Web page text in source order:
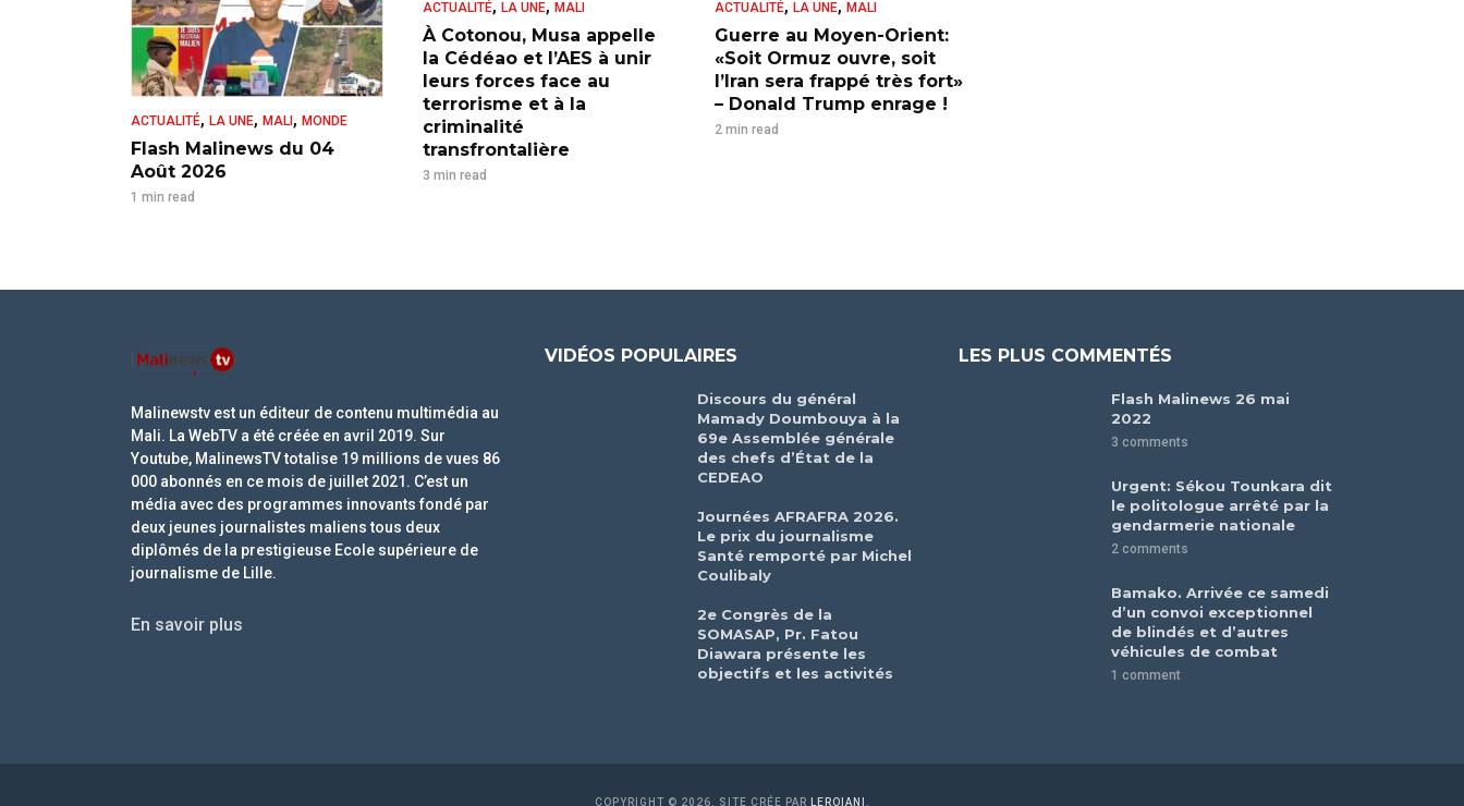
ACTUALITÉ, LA UNE, MALI , MONDE
Flash Malinews du 04
Août 2026
1 min read
ACTUALITÉ, LA UNE, MALI
À Cotonou, Musa appelle
la Cédéao et l’AES à unir
leurs forces face au
terrorisme et à la
criminalité
transfrontalière
3 min read
ACTUALITÉ, LA UNE, MALI
Guerre au Moyen-Orient:
«Soit Ormuz ouvre, soit
l’Iran sera frappé très fort»
– Donald Trump enrage !
2 min read
Malinewstv est un éditeur de contenu multimédia au
Mali. La WebTV a été créée en avril 2019. Sur
Youtube, MalinewsTV totalise 19 millions de vues 86
000 abonnés en ce mois de juillet 2021. C’est un
média avec des programmes innovants fondé par
deux jeunes journalistes maliens tous deux
diplômés de la prestigieuse Ecole supérieure de
journalisme de Lille.
En savoir plus
VIDÉOS POPULAIRES
Discours du général
Mamady Doumbouya à la
69e Assemblée générale
des chefs d’État de la
CEDEAO
Journées AFRAFRA 2026.
Le prix du journalisme
Santé remporté par Michel
Coulibaly
2e Congrès de la
SOMASAP, Pr. Fatou
Diawara présente les
objectifs et les activités
LES PLUS COMMENTÉS
Flash Malinews 26 mai
2022
3 comments
Urgent: Sékou Tounkara dit
le politologue arrêté par la
gendarmerie nationale
2 comments
Bamako. Arrivée ce samedi
d’un convoi exceptionnel
de blindés et d’autres
véhicules de combat
1 comment
COPYRIGHT © 2026. SITE CRÉE PAR LEROIANI